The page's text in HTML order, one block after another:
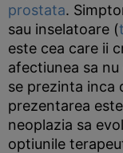
prostata.
sau inselatoare (
este cea care ii
afectiunea sa
se prezinta inca
prezentarea
neoplazia sa
optiunile